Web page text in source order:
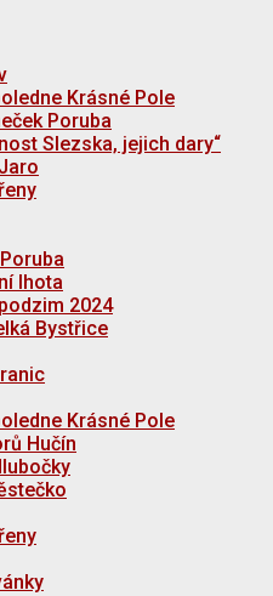
Krásné Pole
Poruba
Slezska, jejich dary“
lhota
2024
Bystřice
Krásné Pole
Hučín